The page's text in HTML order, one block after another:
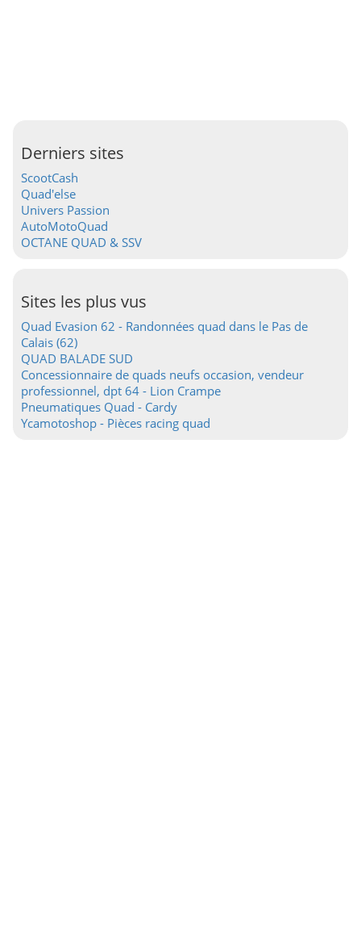
Derniers sites
ScootCash
Quad'else
Univers Passion
AutoMotoQuad
OCTANE QUAD & SSV
Sites les plus vus
Quad Evasion 62 - Randonnées quad dans le Pas de
Calais (62)
QUAD BALADE SUD
Concessionnaire de quads neufs occasion, vendeur
professionnel, dpt 64 - Lion Crampe
Pneumatiques Quad - Cardy
Ycamotoshop - Pièces racing quad